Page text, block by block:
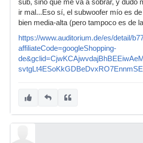
sub, sino que me va a sobrar, y dudo
ir mal...Eso sí, el subwoofer mío es
bien media-alta (pero tampoco es de
https://www.auditorium.de/es/detail/
affiliateCode=googleShopping-